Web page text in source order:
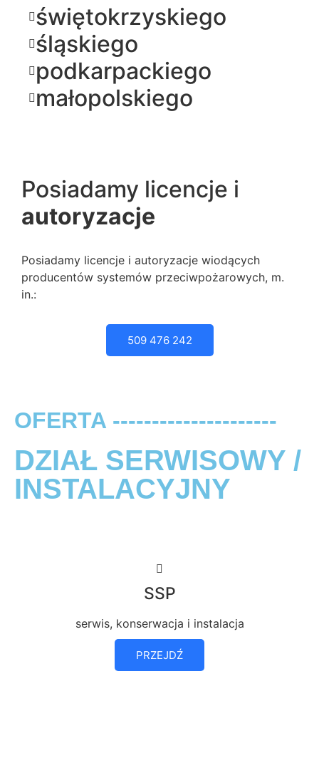
świętokrzyskiego
śląskiego
podkarpackiego
małopolskiego
Posiadamy licencje i
autoryzacje
Posiadamy licencje i autoryzacje wiodących
producentów systemów przeciwpożarowych, m.
in.:
509 476 242
OFERTA ---------------------
DZIAŁ SERWISOWY /
INSTALACYJNY
SSP
serwis, konserwacja i instalacja
PRZEJDŹ